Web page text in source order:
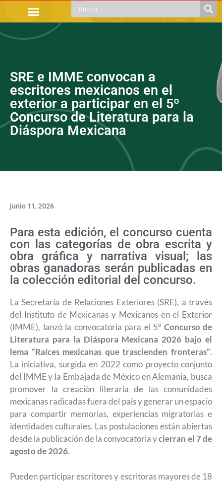
SRE e IMME convocan a
escritores mexicanos en el
exterior a participar en el 5º
Concurso de Literatura para la
Diáspora Mexicana
junio 11, 2026
Para esta edición, el concurso cuenta
con las categorías de obra escrita y
obra gráfica y narrativa visual; las
obras ganadoras serán publicadas en
la colección editorial del concurso.
La Secretaría de Relaciones Exteriores (SRE), a través
del Instituto de Mexicanas y Mexicanos en el Exterior
(IMME), lanzó la convocatoria para el 5º Concurso de
Literatura para la Diáspora Mexicana 2026 bajo el
lema “Raíces mexicanas que trascienden fronteras”.
La iniciativa, surgida en 2022 como proyecto conjunto
del IMME y la Embajada de México en Alemania, busca
promover la creación literaria de las comunidades
mexicanas radicadas fuera del país y generar un espacio
para compartir memorias, experiencias migratorias e
identidades culturales. Las postulaciones están abiertas
desde la publicación de la convocatoria ycierran el 7 de
agosto de 2026.
Pueden participar escritores y escritoras mayores de 18